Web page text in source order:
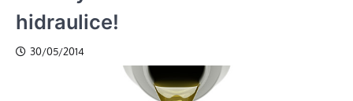
hidraulice!
30/05/2014